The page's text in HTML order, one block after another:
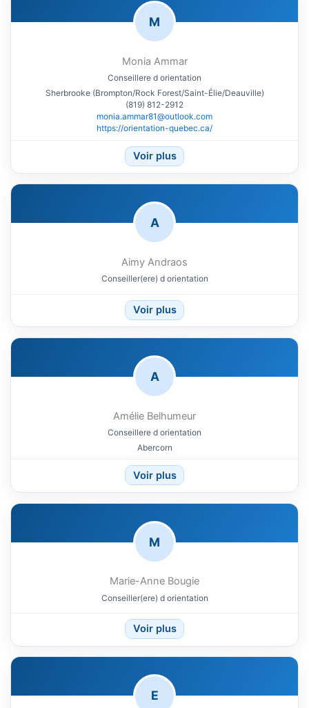
M
Monia Ammar
Conseillere d orientation
Sherbrooke (Brompton/Rock Forest/Saint-Élie/Deauville)
(819) 812-2912
monia.ammar81@outlook.com
https://orientation-quebec.ca/
Voir plus
A
Aimy Andraos
Conseiller(ere) d orientation
Voir plus
A
Amélie Belhumeur
Conseillere d orientation
Abercorn
Voir plus
M
Marie-Anne Bougie
Conseiller(ere) d orientation
Voir plus
E